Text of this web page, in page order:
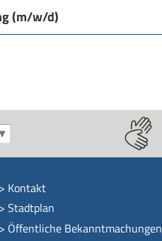
(m/w/d)
> Kontakt
> Stadtplan
> Öffentliche Bekanntmachungen